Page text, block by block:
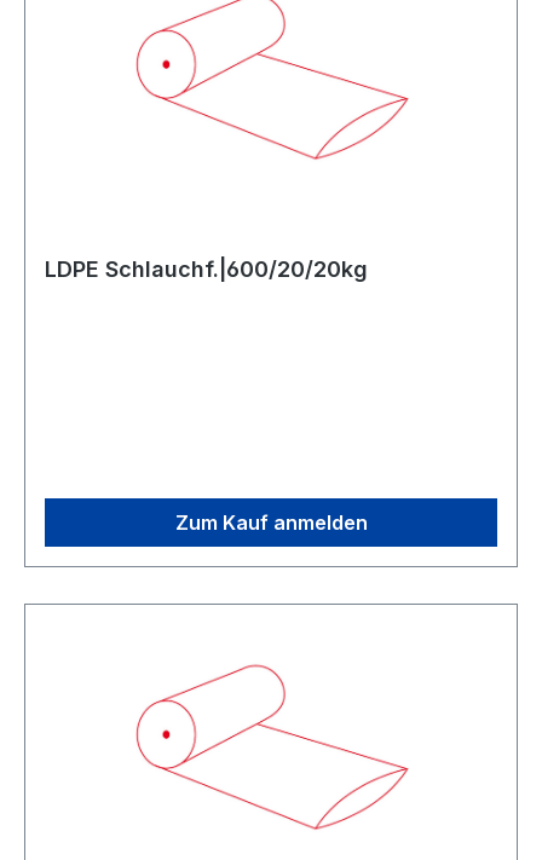
LDPE Schlauchf.|600/20/20kg
Zum Kauf anmelden